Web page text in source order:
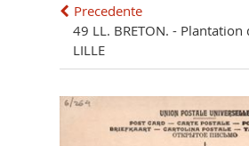
Precedente
49 LL. BRETON. - Plantation
LILLE